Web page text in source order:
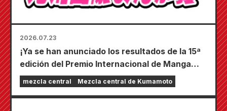
2026.07.23
¡Ya se han anunciado los resultados de la 15ª
edición del Premio Internacional de Manga
Coamix Kyushu!
mezcla central Mezcla central de Kumamoto